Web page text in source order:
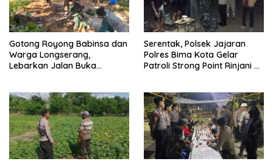
Gotong Royong Babinsa dan
Warga Longserang,
Lebarkan Jalan Buka
Serentak, Polsek Jajaran
Polres Bima Kota Gelar
Patroli Strong Point Rinjani di